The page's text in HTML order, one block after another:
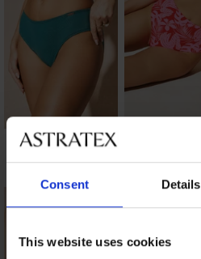
Consent Details
This website uses cookies
Κάτω μέρος μαγιό